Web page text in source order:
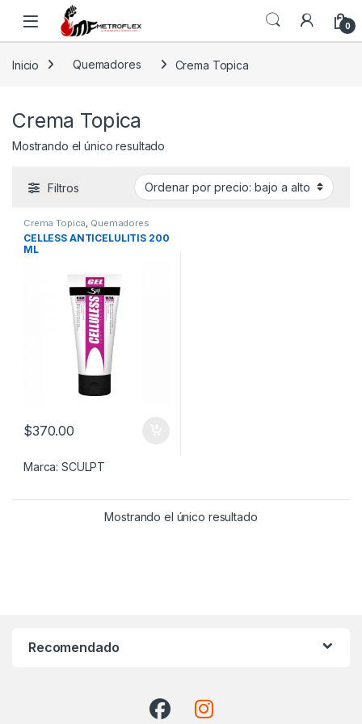
Saltar a la navegación
Saltar al contenido
0
Inicio Quemadores Crema Topica
Crema Topica
Mostrando el único resultado
Filtros
Crema Topica, Quemadores
CELLESS ANTICELULITIS 200
ML
$370.00
Marca:SCULPT
Mostrando el único resultado
Recomendado